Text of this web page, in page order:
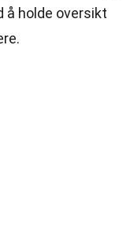
å holde oversikt